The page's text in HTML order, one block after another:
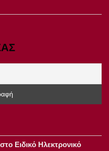
Ειδικό Ηλεκτρονικό